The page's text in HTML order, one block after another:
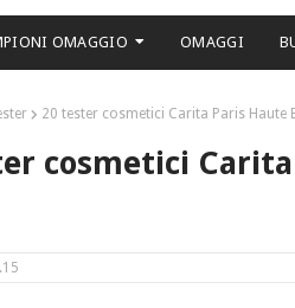
OMAGGIO OMAGGI
20 tester cosmetici Carita Paris Haute
cosmetici